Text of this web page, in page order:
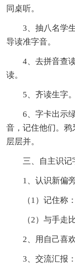
同桌听。
3、抽八名学
导读准字音。
4、去拼音查
读。
5、齐读生字。
6、字卡出示
音，记住他们。
层层并。
三、自主识记
1、认识新偏
（1）记住称
（2）与手走
2、用自己喜
3、交流汇报